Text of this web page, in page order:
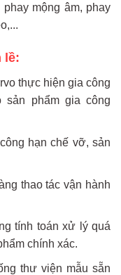
mộng âm, phay
lề:
thực hiện gia công
sản phẩm gia công
hạn chế vỡ, sản
thao tác vận hành
tính toán xử lý quá
chính xác.
thư viện mẫu sẵn